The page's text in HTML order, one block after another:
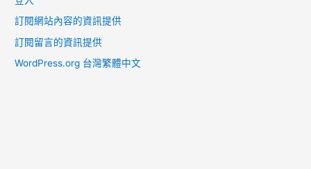
訂閱網站內容的資訊提供
訂閱留言的資訊提供
WordPress.org 台灣繁體中文